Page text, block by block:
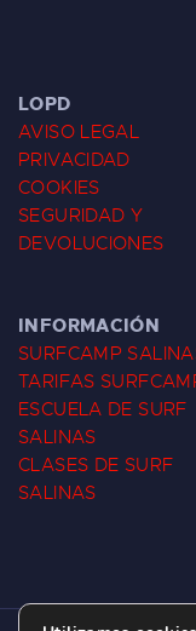
LOPD
AVISO LEGAL
PRIVACIDAD
COOKIES
SEGURIDAD Y
DEVOLUCIONES
INFORMACIÓN
SURFCAMP
TARIFAS
ESCUELA DE SURF
SALINAS
CLASES DE SURF
SALINAS